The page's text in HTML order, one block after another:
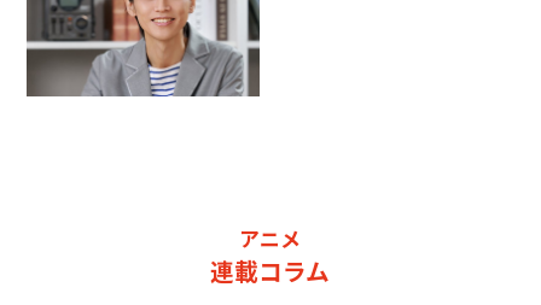
アニメ
連載コラム